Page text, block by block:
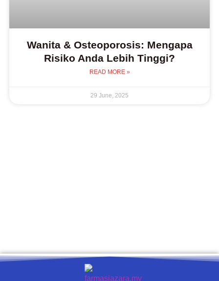
Wanita & Osteoporosis: Mengapa
Risiko Anda Lebih Tinggi?
READ MORE »
29 June, 2025